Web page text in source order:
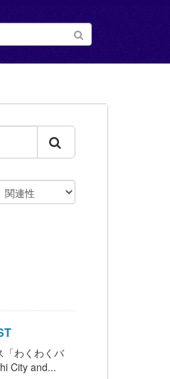
「わくわくバ
City and...